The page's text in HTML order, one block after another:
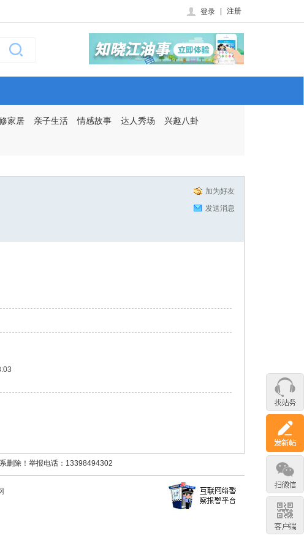
登录 注册
家居 亲子生活 情感故事 达人秀场 兴趣八卦
加为好友
发送消息
删除！举报电话：13398494302